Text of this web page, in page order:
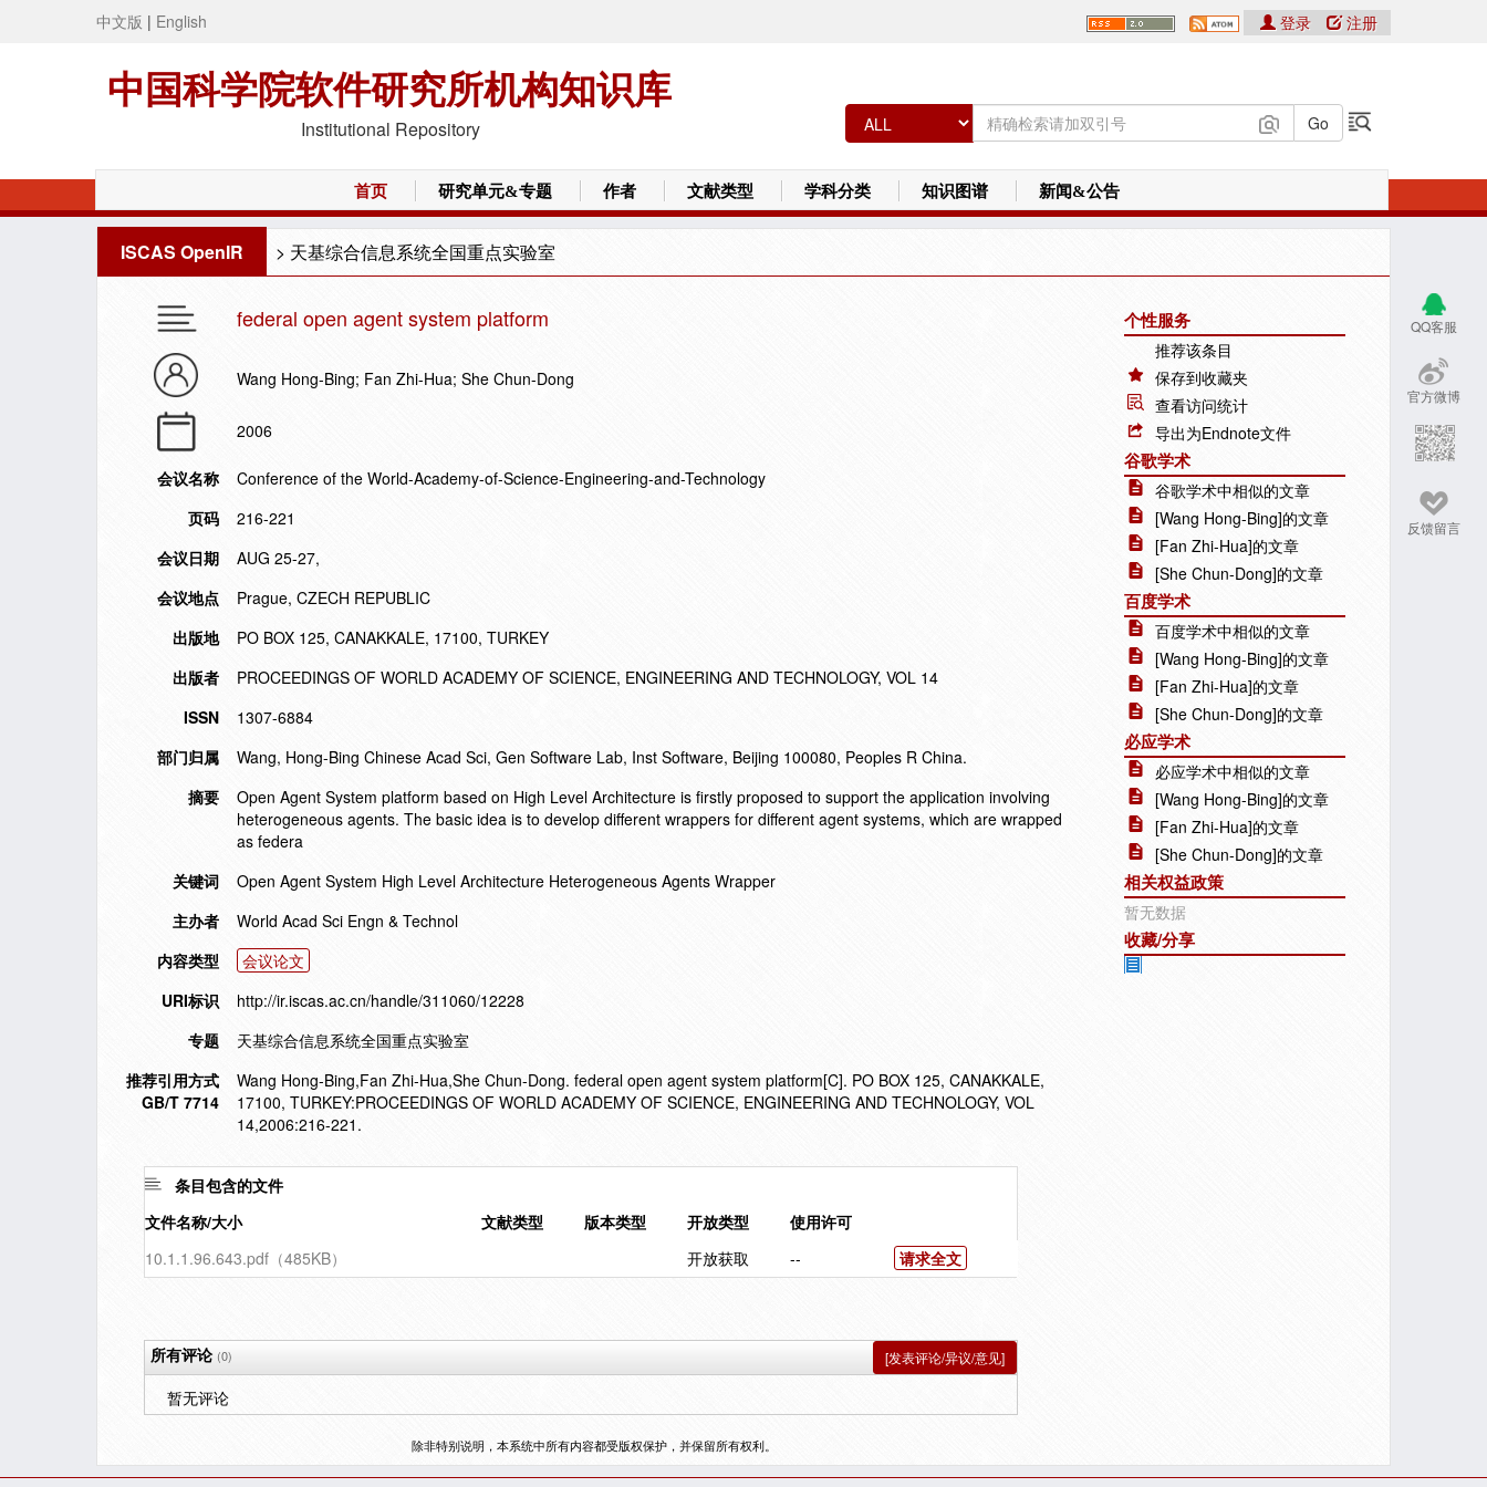
中文版 | English
中国科学院软件研究所机构知识库
Institutional Repository
登录 注册
首页 研究单元&专题 作者 文献类型 学科分类 知识图谱 新闻&公告
ISCAS OpenIR > 天基综合信息系统全国重点实验室
QQ客服
官方微博
反馈留言
federal open agent system platform
Wang Hong-Bing; Fan Zhi-Hua; She Chun-Dong
2006
会议名称
Conference of the World-Academy-of-Science-Engineering-and-Technology
页码
216-221
会议日期
AUG 25-27,
会议地点
Prague, CZECH REPUBLIC
出版地
PO BOX 125, CANAKKALE, 17100, TURKEY
出版者
PROCEEDINGS OF WORLD ACADEMY OF SCIENCE, ENGINEERING AND TECHNOLOGY, VOL 14
ISSN
1307-6884
部门归属
Wang, Hong-Bing Chinese Acad Sci, Gen Software Lab, Inst Software, Beijing 100080, Peoples R China.
摘要
Open Agent System platform based on High Level Architecture is firstly proposed to support the application involving
heterogeneous agents. The basic idea is to develop different wrappers for different agent systems, which are wrapped
as federa
关键词
Open Agent System High Level Architecture Heterogeneous Agents Wrapper
主办者
World Acad Sci Engn & Technol
内容类型
会议论文
URI标识
http://ir.iscas.ac.cn/handle/311060/12228
专题
天基综合信息系统全国重点实验室
推荐引用方式
GB/T 7714
Wang Hong-Bing,Fan Zhi-Hua,She Chun-Dong. federal open agent system platform[C]. PO BOX 125, CANAKKALE,
17100, TURKEY:PROCEEDINGS OF WORLD ACADEMY OF SCIENCE, ENGINEERING AND TECHNOLOGY, VOL
14,2006:216-221.
条目包含的文件
文件名称/大小
文献类型 版本类型 开放类型
使用许可
10.1.1.96.643.pdf（485KB）
开放获取 -- 请求全文
个性服务
推荐该条目
保存到收藏夹
查看访问统计
导出为Endnote文件
谷歌学术
谷歌学术中相似的文章
[Wang Hong-Bing]的文章
[Fan Zhi-Hua]的文章
[She Chun-Dong]的文章
百度学术
百度学术中相似的文章
[Wang Hong-Bing]的文章
[Fan Zhi-Hua]的文章
[She Chun-Dong]的文章
必应学术
必应学术中相似的文章
[Wang Hong-Bing]的文章
[Fan Zhi-Hua]的文章
[She Chun-Dong]的文章
相关权益政策
暂无数据
收藏/分享
所有评论(0) [发表评论/异议/意见]
暂无评论
除非特别说明，本系统中所有内容都受版权保护，并保留所有权利。